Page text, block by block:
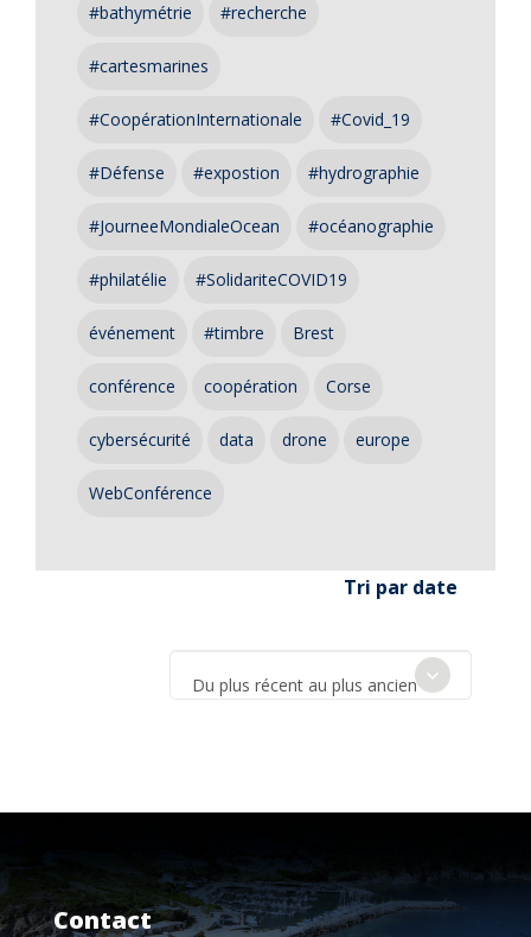
#bathymétrie #recherche
#cartesmarines
#CoopérationInternationale #Covid_19
#Défense #expostion #hydrographie
#JourneeMondialeOcean #océanographie
#philatélie #SolidariteCOVID19
événement #timbre Brest
conférence coopération Corse
cybersécurité data drone europe
WebConférence
Tri par date
Du plus récent au plus ancien
Contact